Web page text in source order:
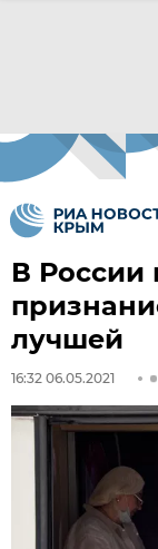
В России
лучшей
16:32 06.05.2021